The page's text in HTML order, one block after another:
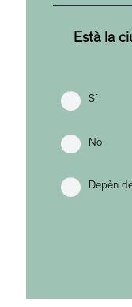
Està la
Sí
No
Depèn